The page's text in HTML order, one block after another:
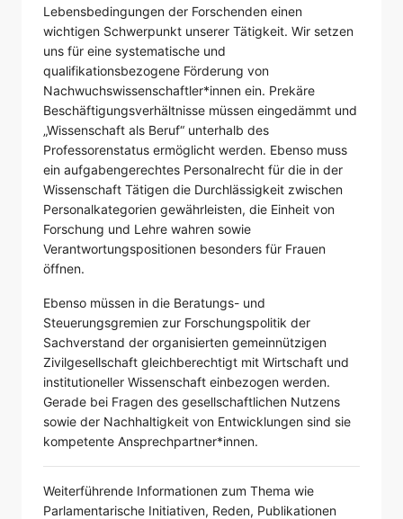
Lebensbedingungen der Forschenden einen
wichtigen Schwerpunkt unserer Tätigkeit. Wir setzen
uns für eine systematische und
qualifikationsbezogene Förderung von
Nachwuchswissenschaftler*innen ein. Prekäre
Beschäftigungsverhältnisse müssen eingedämmt und
„Wissenschaft als Beruf“ unterhalb des
Professorenstatus ermöglicht werden. Ebenso muss
ein aufgabengerechtes Personalrecht für die in der
Wissenschaft Tätigen die Durchlässigkeit zwischen
Personalkategorien gewährleisten, die Einheit von
Forschung und Lehre wahren sowie
Verantwortungspositionen besonders für Frauen
öffnen.
Ebenso müssen in die Beratungs- und
Steuerungsgremien zur Forschungspolitik der
Sachverstand der organisierten gemeinnützigen
Zivilgesellschaft gleichberechtigt mit Wirtschaft und
institutioneller Wissenschaft einbezogen werden.
Gerade bei Fragen des gesellschaftlichen Nutzens
sowie der Nachhaltigkeit von Entwicklungen sind sie
kompetente Ansprechpartner*innen.
Weiterführende Informationen zum Thema wie
Parlamentarische Initiativen, Reden, Publikationen